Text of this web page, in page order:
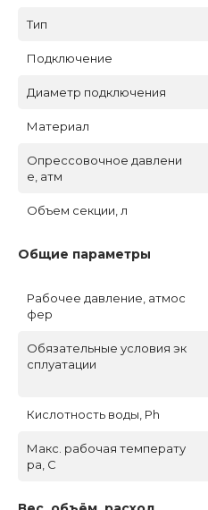
Тип
Подключение
Диаметр подключения
Материал
Опрессовочное давлени
е, атм
Объем секции, л
Общие параметры
Рабочее давление, атмос
фер
Обязательные условия эк
сплуатации
Кислотность воды, Ph
Макс. рабочая температу
ра, C